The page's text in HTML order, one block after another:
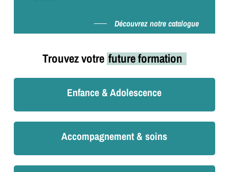
Découvrez notre catalogue
Trouvez votre future formation
Enfance & Adolescence
Accompagnement & soins